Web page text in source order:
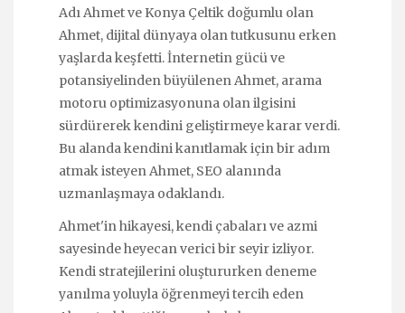
Adı Ahmet ve Konya Çeltik doğumlu olan
Ahmet, dijital dünyaya olan tutkusunu erken
yaşlarda keşfetti. İnternetin gücü ve
potansiyelinden büyülenen Ahmet, arama
motoru optimizasyonuna olan ilgisini
sürdürerek kendini geliştirmeye karar verdi.
Bu alanda kendini kanıtlamak için bir adım
atmak isteyen Ahmet, SEO alanında
uzmanlaşmaya odaklandı.
Ahmet'in hikayesi, kendi çabaları ve azmi
sayesinde heyecan verici bir seyir izliyor.
Kendi stratejilerini oluştururken deneme
yanılma yoluyla öğrenmeyi tercih eden